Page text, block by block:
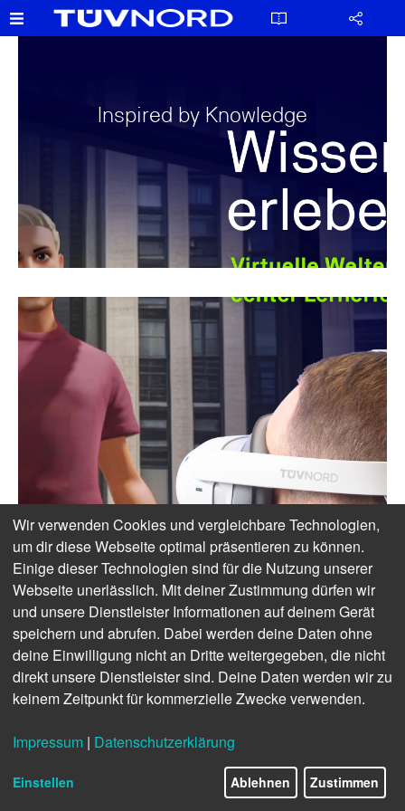
Inspired by Knowledge
Wir verwenden Cookies und vergleichbare Technologien,
um dir diese Webseite optimal präsentieren zu können.
Einige dieser Technologien sind für die Nutzung unserer
Webseite unerlässlich. Mit deiner Zustimmung dürfen wir
und unsere Dienstleister Informationen auf deinem Gerät
speichern und abrufen. Dabei werden deine Daten ohne
deine Einwilligung nicht an Dritte weitergegeben, die nicht
direkt unsere Dienstleister sind. Deine Daten werden wir zu
keinem Zeitpunkt für kommerzielle Zwecke verwenden.
Impressum | Datenschutzerklärung
Einstellen Ablehnen Zustimmen